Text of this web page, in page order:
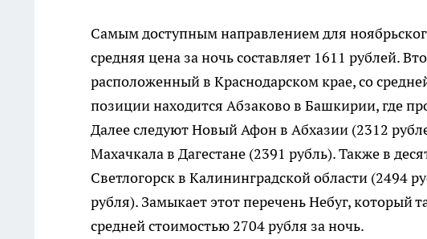
Самым доступным направлением для
средняя цена за ночь составляет 1611 рублей.
расположенный в Краснодарском крае, со
позиции находится Абзаково в Башкирии, где
Далее следуют Новый Афон в Абхазии (2312
Махачкала в Дагестане (2391 рубль). Также в
Светлогорск в Калининградской области (2494
рубля). Замыкает этот перечень Небуг, который
средней стоимостью 2704 рубля за ночь.